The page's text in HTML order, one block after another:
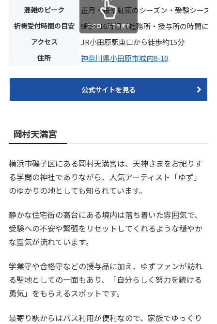
混雑のピーク 正月・桜や紅葉のシーズン・受験シーズ
祈祷受付時間の目安 9時〜16時頃（社務所・授与所の時間に
アクセス JR小田原駅東口から徒歩約15分
住所 神奈川県小田原市城内8-10
スクロールできます
公式サイトを見る
岡村天満宮
横浜市磯子区にある岡村天満宮は、天神さまをお祀りす
る学問の神社でありながら、人気アーティスト「ゆず」
のゆかりの地としても知られています。
静かな住宅街の高台にある境内は落ち着いた雰囲気で、
受験への不安や緊張をリセットしてくれるような穏やか
な空気が流れています。
学業守や合格守などの授与品に加え、ゆずファンが訪れ
る聖地としての一面もあり、「自分らしく努力を続ける
勇気」をもらえるスポットです。
最寄り駅からはバス利用が便利なので、家族でゆっくり